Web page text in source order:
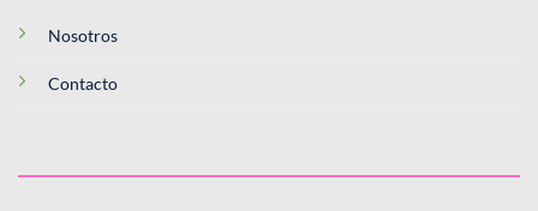
Nosotros
Contacto